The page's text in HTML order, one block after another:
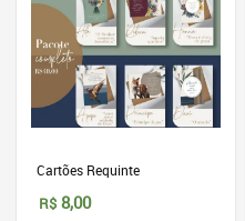
Cartões Requinte
R$ 8,00